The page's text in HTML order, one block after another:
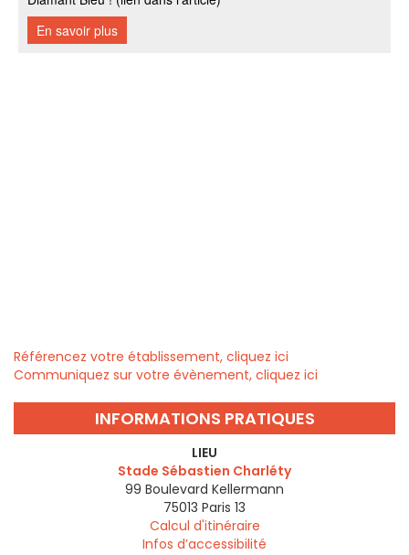
Référencez votre établissement, cliquez ici
Communiquez sur votre évènement, cliquez ici
INFORMATIONS PRATIQUES
LIEU
Stade Sébastien Charléty
99 Boulevard Kellermann
75013 Paris 13
Calcul d'itinéraire
Infos d’accessibilité